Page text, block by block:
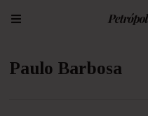
Paulo Barbosa